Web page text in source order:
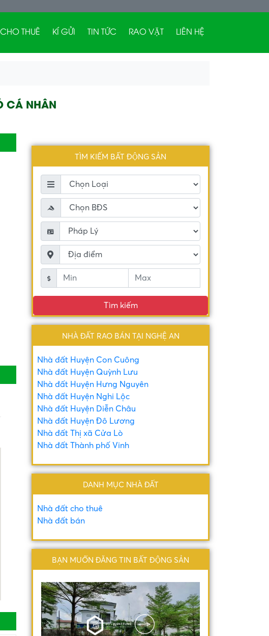
CHO THUÊ KÍ GỬI TIN TỨC RAO VẶT LIÊN HỆ
CÁ NHÂN
TÌM KIẾM BẤT ĐỘNG SẢN
Tìm kiếm
NHÀ ĐẤT RAO BÁN TẠI NGHỆ AN
Nhà đất Huyện Con Cuông
Nhà đất Huyện Quỳnh Lưu
Nhà đất Huyện Hưng Nguyên
Nhà đất Huyện Nghi Lộc
Nhà đất Huyện Diễn Châu
Nhà đất Huyện Đô Lương
Nhà đất Thị xã Cửa Lò
Nhà đất Thành phố Vinh
DANH MỤC NHÀ ĐẤT
Nhà đất cho thuê
Nhà đất bán
BẠN MUỐN ĐĂNG TIN BẤT ĐỘNG SẢN